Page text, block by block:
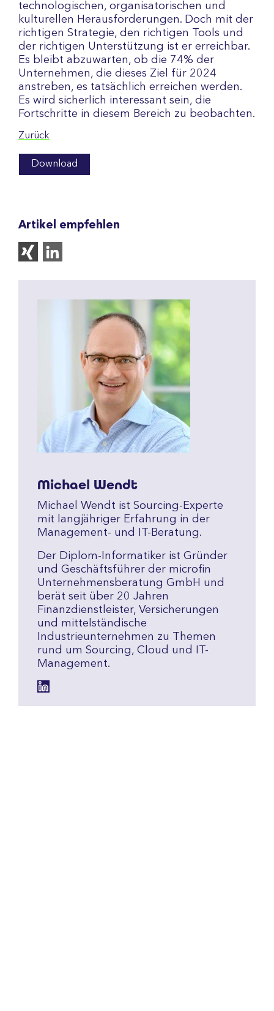
technologischen, organisatorischen und
kulturellen Herausforderungen. Doch mit der
richtigen Strategie, den richtigen Tools und
der richtigen Unterstützung ist er erreichbar.
Es bleibt abzuwarten, ob die 74% der
Unternehmen, die dieses Ziel für 2024
anstreben, es tatsächlich erreichen werden.
Es wird sicherlich interessant sein, die
Fortschritte in diesem Bereich zu beobachten.
Zurück
Download
Artikel empfehlen
Michael Wendt
Michael Wendt ist Sourcing-Experte
mit langjähriger Erfahrung in der
Management- und IT-Beratung.
Der Diplom-Informatiker ist Gründer
und Geschäftsführer der microfin
Unternehmensberatung GmbH und
berät seit über 20 Jahren
Finanzdienstleister, Versicherungen
und mittelständische
Industrieunternehmen zu Themen
rund um Sourcing, Cloud und IT-
Management.